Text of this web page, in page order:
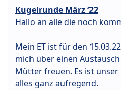
Kugelrunde März ‘22
Hallo an alle die noch
Mein ET ist für den
mich über einen
Mütter freuen. Es ist
alles ganz aufregend.